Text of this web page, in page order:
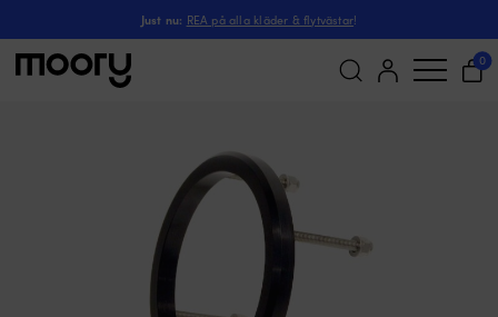
Just nu: REA på alla kläder & flytvästar!
0